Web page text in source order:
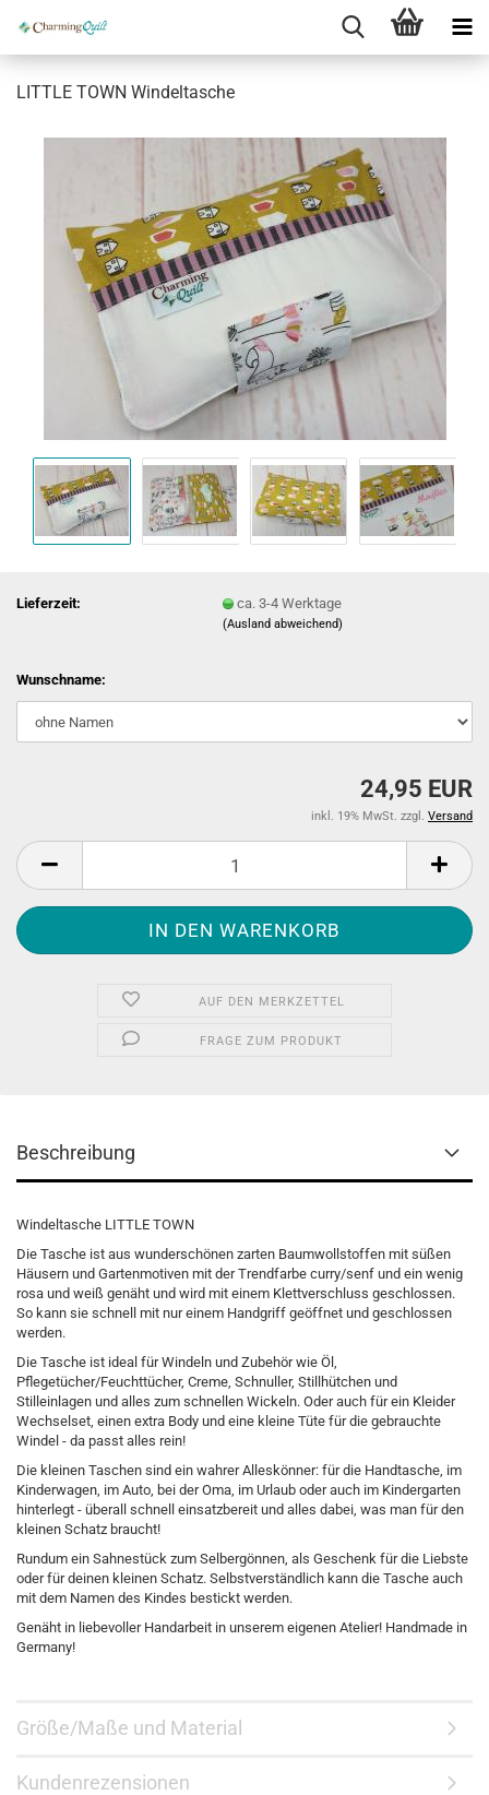
LITTLE TOWN Windeltasche
Lieferzeit: ca. 3-4 Werktage
(Ausland abweichend)
Wunschname:
24,95 EUR
inkl. 19% MwSt. zzgl. Versand
AUF DEN MERKZETTEL
FRAGE ZUM PRODUKT
Beschreibung
Windeltasche LITTLE TOWN
Die Tasche ist aus wunderschönen zarten Baumwollstoffen mit süßen
Häusern und Gartenmotiven mit der Trendfarbe curry/senf und ein wenig
rosa und weiß genäht und wird mit einem Klettverschluss geschlossen.
So kann sie schnell mit nur einem Handgriff geöffnet und geschlossen
werden.
Die Tasche ist ideal für Windeln und Zubehör wie Öl,
Pflegetücher/Feuchttücher, Creme, Schnuller, Stillhütchen und
Stilleinlagen und alles zum schnellen Wickeln. Oder auch für ein Kleider
Wechselset, einen extra Body und eine kleine Tüte für die gebrauchte
Windel - da passt alles rein!
Die kleinen Taschen sind ein wahrer Alleskönner: für die Handtasche, im
Kinderwagen, im Auto, bei der Oma, im Urlaub oder auch im Kindergarten
hinterlegt - überall schnell einsatzbereit und alles dabei, was man für den
kleinen Schatz braucht!
Rundum ein Sahnestück zum Selbergönnen, als Geschenk für die Liebste
oder für deinen kleinen Schatz. Selbstverständlich kann die Tasche auch
mit dem Namen des Kindes bestickt werden.
Genäht in liebevoller Handarbeit in unserem eigenen Atelier! Handmade in
Germany!
Größe/Maße und Material
Kundenrezensionen